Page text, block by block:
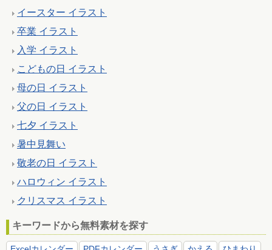
イースター イラスト
卒業 イラスト
入学 イラスト
こどもの日 イラスト
母の日 イラスト
父の日 イラスト
七夕 イラスト
暑中見舞い
敬老の日 イラスト
ハロウィン イラスト
クリスマス イラスト
キーワードから無料素材を探す